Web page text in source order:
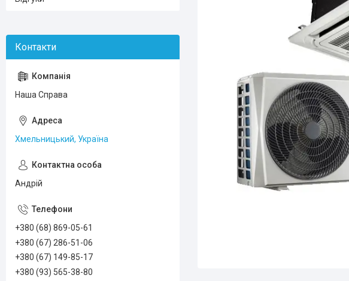
Наша Справа
Хмельницький, Україна
Андрій
+380 (68) 869-05-61
+380 (67) 286-51-06
+380 (67) 149-85-17
+380 (93) 565-38-80